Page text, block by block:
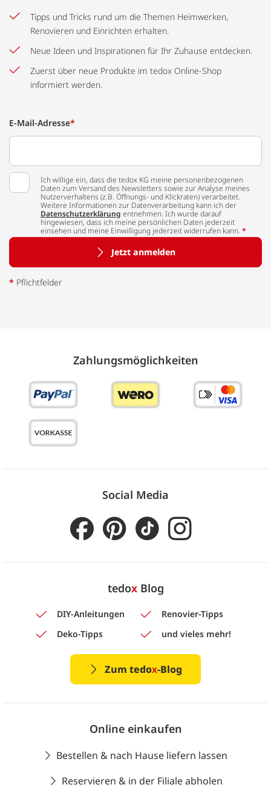
Tipps und Tricks rund um die Themen Heimwerken,
Renovieren und Einrichten erhalten.
Neue Ideen und Inspirationen für Ihr Zuhause entdecken.
Zuerst über neue Produkte im tedox Online-Shop
informiert werden.
E-Mail-Adresse*
Ich willige ein, dass die tedox KG meine personenbezogenen
Daten zum Versand des Newsletters sowie zur Analyse meines
Nutzerverhaltens (z.B. Öffnungs- und Klickraten) verarbeitet.
Weitere Informationen zur Datenverarbeitung kann ich der
Datenschutzerklärung entnehmen. Ich wurde darauf
hingewiesen, dass ich meine persönlichen Daten jederzeit
einsehen und meine Einwilligung jederzeit widerrufen kann. *
Jetzt anmelden
* Pflichtfelder
Zahlungs­möglich­keiten
Social Media
tedoxBlog
DIY-Anleitungen
Renovier-Tipps
Deko-Tipps
und vieles mehr!
Zum tedox-Blog
Online einkaufen
Bestellen & nach Hause liefern lassen
Reservieren & in der Filiale abholen